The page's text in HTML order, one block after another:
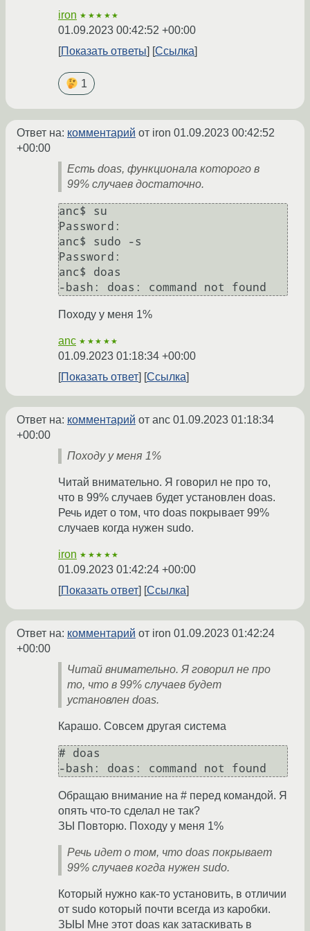
iron ★★★★★
01.09.2023 00:42:52 +00:00
Показать ответы
Ссылка
1
Ответ на: комментарий от iron 01.09.2023 00:42:52
+00:00
Есть doas, функционала которого в
99% случаев достаточно.
anc$ su
Password:
anc$ sudo -s
Password:
anc$ doas
Походу у меня 1%
anc ★★★★★
01.09.2023 01:18:34 +00:00
Показать ответ
Ссылка
Ответ на: комментарий от anc 01.09.2023 01:18:34
+00:00
Походу у меня 1%
Читай внимательно. Я говорил не про то,
что в 99% случаев будет установлен doas.
Речь идет о том, что doas покрывает 99%
случаев когда нужен sudo.
iron ★★★★★
01.09.2023 01:42:24 +00:00
Показать ответ
Ссылка
Ответ на: комментарий от iron 01.09.2023 01:42:24
+00:00
Читай внимательно. Я говорил не про
то, что в 99% случаев будет
установлен doas.
Карашо. Совсем другая система
# doas
-bash: doas: command not found
Обращаю внимание на # перед командой. Я
опять что-то сделал не так?
ЗЫ Повторю. Походу у меня 1%
Речь идет о том, что doas покрывает
99% случаев когда нужен sudo.
Который нужно как-то установить, в отличии
от sudo который почти всегда из каробки.
ЗЫЫ Мне этот doas как затаскивать в